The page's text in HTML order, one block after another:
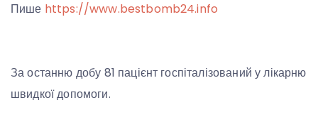
Пише https://www.bestbomb24.info
За останню добу 81 пацієнт госпіталізований у лікарню
швидкої допомоги.